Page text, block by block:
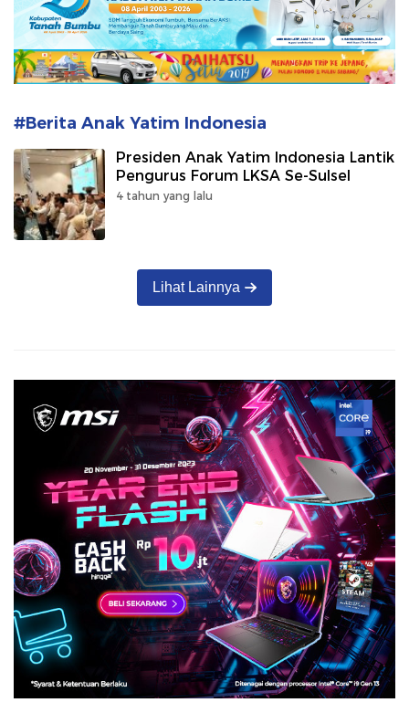
#Berita Anak Yatim Indonesia
Presiden Anak Yatim Indonesia Lantik
Pengurus Forum LKSA Se-Sulsel
4 tahun yang lalu
Lihat Lainnya